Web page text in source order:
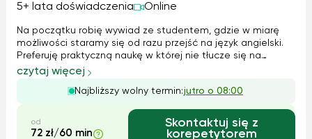
5+ lata doświadczenia Online
Na początku robię wywiad ze studentem, gdzie w miarę
możliwości staramy się od razu przejść na język angielski.
Preferuję praktyczną naukę w której nie tłucze się na
pamięć formułek, tylko Standardowa lekcja złożona jest
większości z rozmowy, praktycznych ćwiczeń
gramatycznych, w zależności od poz...
czytaj więcej
Najbliższy wolny termin:jutro o 08:00
od
72 zł/60 min
Skontaktuj się z
korepetytorem